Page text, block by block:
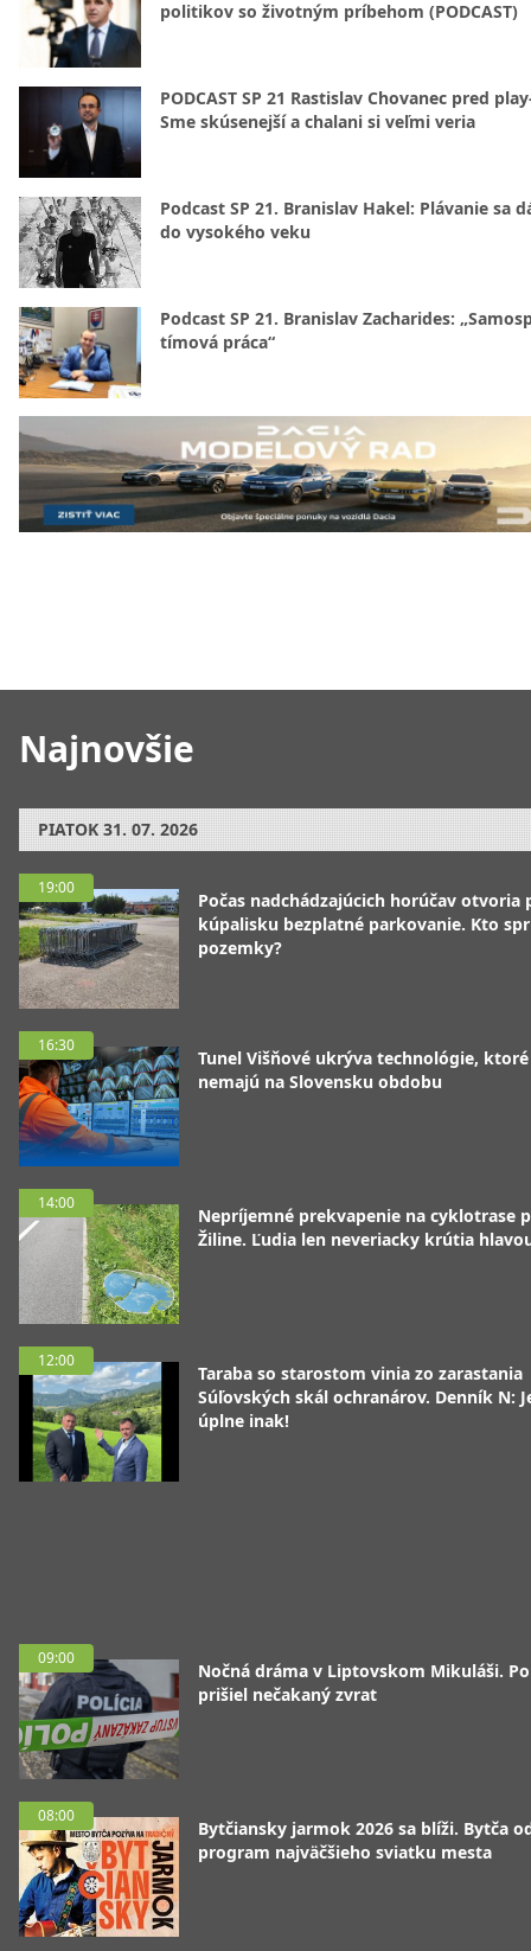
Najnovšie
PIATOK 31. 07. 2026
19:00
Počas nadchádzajúcich horúčav otvoria
kúpalisku bezplatné parkovanie. Kto
pozemky?
16:30
Tunel Višňové ukrýva technológie, ktoré
nemajú na Slovensku obdobu
14:00
Nepríjemné prekvapenie na cyklotrase
Žiline. Ľudia len neveriacky krútia
12:00
Taraba so starostom vinia zo zarastania
Súľovských skál ochranárov. Denník N:
úplne inak!
09:00
Nočná dráma v Liptovskom Mikuláši.
prišiel nečakaný zvrat
08:00
Bytčiansky jarmok 2026 sa blíži. Bytča
program najväčšieho sviatku mesta
politikov so životným príbehom (PODCAST)
PODCAST SP 21 Rastislav Chovanec pred
Sme skúsenejší a chalani si veľmi veria
Podcast SP 21. Branislav Hakel: Plávanie sa
do vysokého veku
Podcast SP 21. Branislav Zacharides:
tímová práca“